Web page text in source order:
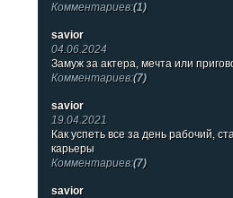
Комментариев:(1)
savior
04.06.2024
Замуж за актера, мечта или
Комментариев:(7)
savior
19.04.2021
Как успеть все за день рабочий,
карьеры
Комментариев:(7)
savior